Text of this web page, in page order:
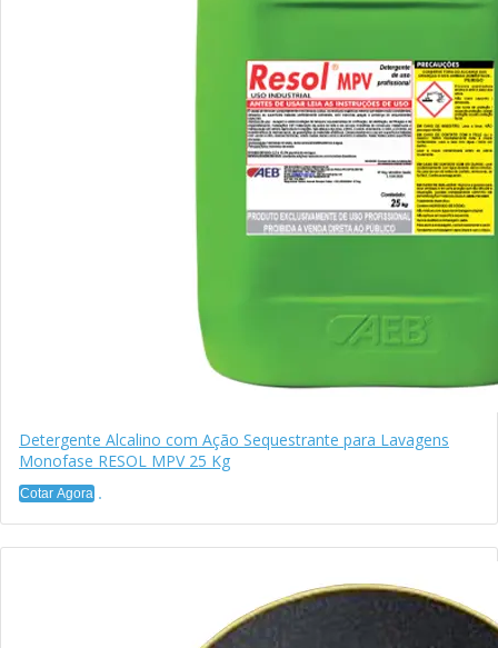
Detergente Alcalino com Ação Sequestrante para Lavagens
Monofase RESOL MPV 25 Kg
Cotar Agora